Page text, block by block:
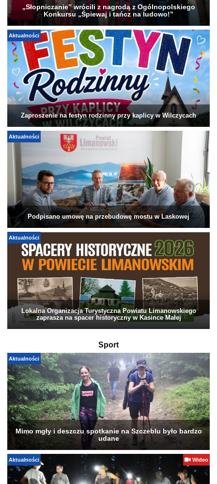
„Słopniczanie” wrócili z nagrodą z Ogólnopolskiego
Konkursu „Śpiewaj i tańcz na ludowo!”
Aktualności
Zaproszenie na festyn rodzinny przy kaplicy w Wilczycach
Aktualności
Podpisano umowę na przebudowę mostu w Laskowej
Aktualności
Lokalna Organizacja Turystyczna Powiatu Limanowskiego
zaprasza na spacer historyczny w Kasince Małej
Sport
Aktualności
Mimo mgły i deszczu spotkanie na Szczeblu było bardzo
udane
Aktualności Wideo